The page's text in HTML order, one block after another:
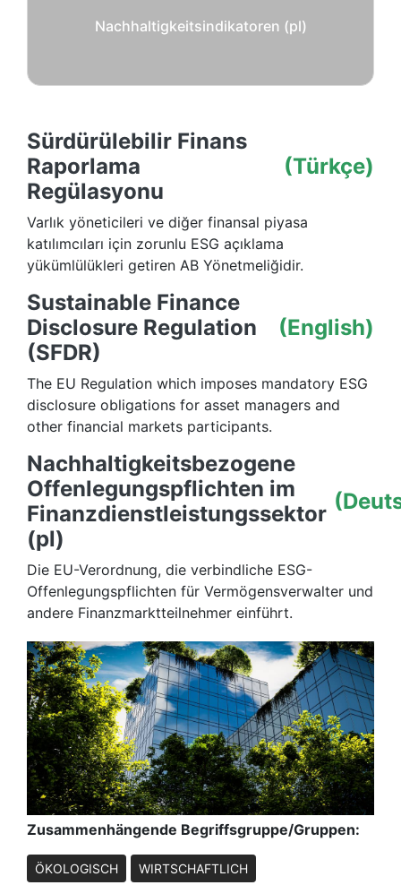
Nachhaltigkeitsindikatoren (pl)
Sürdürülebilir Finans
Raporlama
Regülasyonu
(Türkçe)
Varlık yöneticileri ve diğer finansal piyasa
katılımcıları için zorunlu ESG açıklama
yükümlülükleri getiren AB Yönetmeliğidir.
Sustainable Finance
Disclosure Regulation
(SFDR)
(English)
The EU Regulation which imposes mandatory ESG
disclosure obligations for asset managers and
other financial markets participants.
Nachhaltigkeitsbezogene
Offenlegungspflichten im
Finanzdienstleistungssektor
(pl)
Die EU-Verordnung, die verbindliche ESG-
Offenlegungspflichten für Vermögensverwalter und
andere Finanzmarktteilnehmer einführt.
Zusammenhängende Begriffsgruppe/Gruppen:
ÖKOLOGISCH WIRTSCHAFTLICH